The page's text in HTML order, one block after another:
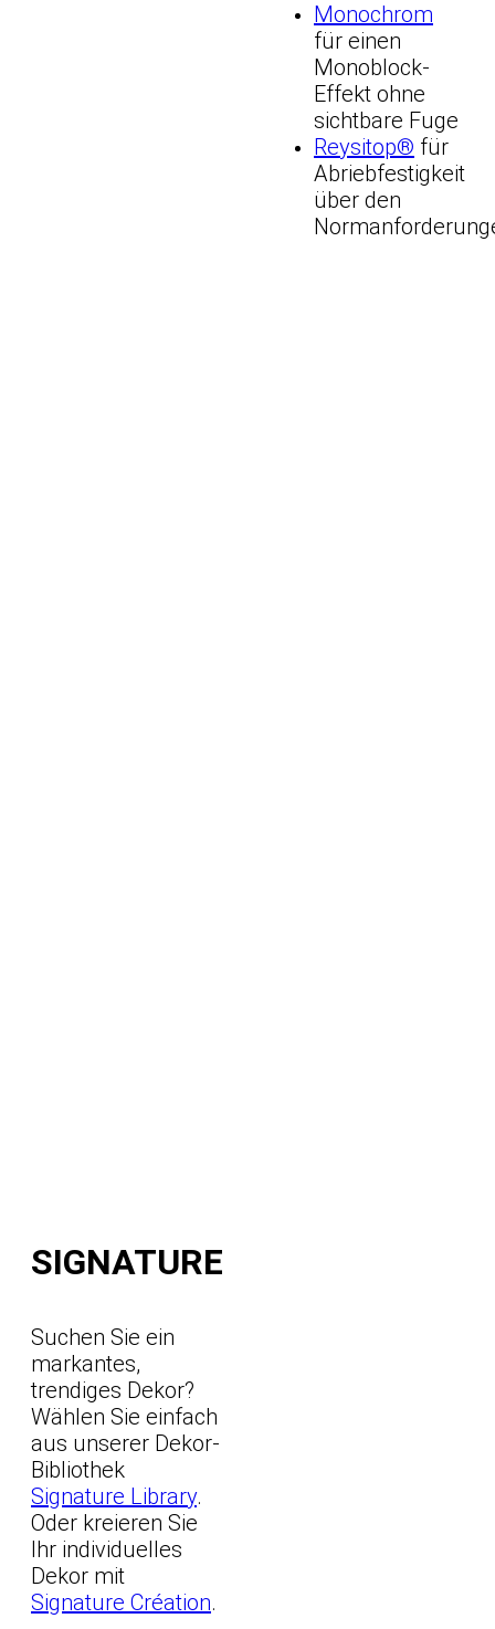
Monochrom
für einen
Monoblock-
Effekt ohne
sichtbare Fuge
Reysitop® für
Abriebfestigkeit
über den
SIGNATURE
Suchen Sie ein
markantes,
trendiges Dekor?
Wählen Sie einfach
aus unserer Dekor-
Bibliothek
Signature Library.
Oder kreieren Sie
Ihr individuelles
Dekor mit
Signature Création.